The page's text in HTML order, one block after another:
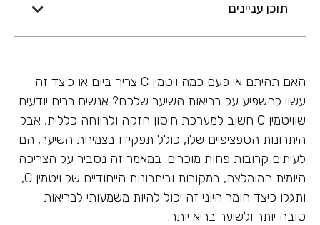
תוכן עניינים
האם תהיתם אי פעם כמה ויטמין C צריך ביום או כיצד זה
עשוי להשפיע על בריאות השיער שלכם? אנשים רבים יודעים
שוויטמין C חשוב למערכת חיסון חזקה ולרווחה כללית, אבל
היתרונות הספציפיים שלו, כולל תפקידו בצמיחת השיער, הם
לעיתים קרובות פחות מוכרים. במאמר זה נסביר על הצריכה
היומית המומלצת, במקורות וביתרונות הייחודיים של ויטמין C,
ותגלו כיצד חומר חיוני זה יכול להיות משמעותי לבריאות
טובה יותר ולשיער בריא יותר.